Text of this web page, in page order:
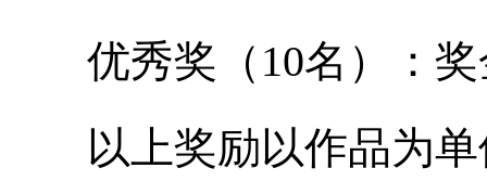
优秀奖（10名）：奖
以上奖励以作品为单